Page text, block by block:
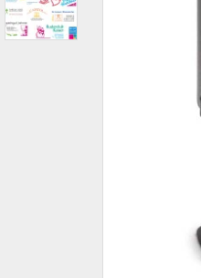
IBAN-BIC-STEMPEL
PRINTY Z. SELBER SETZEN
TRODAT® VINTAGE